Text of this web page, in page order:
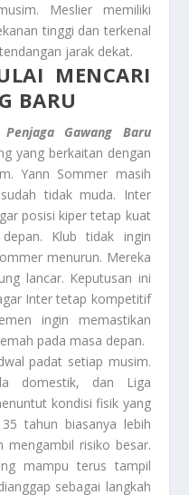
Meslier memiliki
tinggi dan terkenal
jarak dekat.
MENCARI
BARU
Gawang Baru
yang berkaitan dengan
Yann Sommer masih
tidak muda. Inter
posisi kiper tetap kuat
Klub tidak ingin
menurun. Mereka
lancar. Keputusan ini
Inter tetap kompetitif
ingin memastikan
pada masa depan.
padat setiap musim.
domestik, dan Liga
kondisi fisik yang
tahun biasanya lebih
mengambil risiko besar.
mampu terus tampil
sebagai langkah